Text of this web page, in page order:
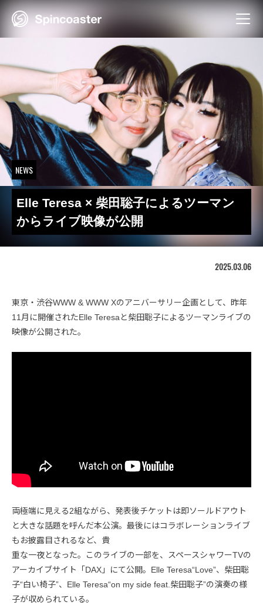
Skip
NEWS
Elle Teresa × 柴田聡子によるツーマン
からライブ映像が公開
2025.03.06
東京・渋谷WWW & WWW Xのアニバーサリー企画として、昨年
11月に開催されたElle Teresaと柴田聡子によるツーマンライブの
映像が公開された。
両極端に見える2組ながら、発表後チケットは即ソールドアウト
と大きな話題を呼んだ本公演。最後にはコラボレーションライブ
もお披露目されるなど、貴
重な一夜となった。このライブの一部を、スペースシャワーTVの
アーカイブサイト「DAX」にて公開。Elle Teresa“Love”、柴田聡
子“白い椅子”、Elle Teresa“on my side feat.柴田聡子”の演奏の様
子が収められている。